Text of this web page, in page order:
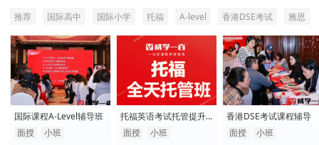
推荐 国际高中 国际小学 托福 A-level 香港DSE考试 雅思
国际课程A-Level辅导班
面授
小班
托福英语考试托管提升
班
面授 小班
香港DSE考试课程辅导
面授
小班